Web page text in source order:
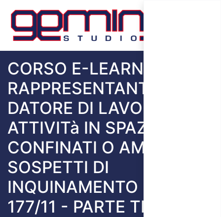
CORSO E-LEARNING
RAPPRESENTANTE DEL
DATORE DI LAVORO PER
ATTIVITà IN SPAZI
CONFINATI O AMBIENTI
SOSPETTI DI
INQUINAMENTO D.P.R.
177/11 - PARTE TEORICA